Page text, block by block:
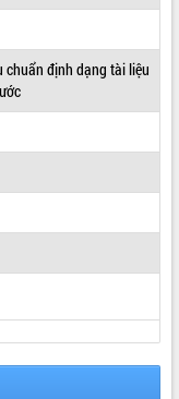
chuẩn định dạng tài liệu